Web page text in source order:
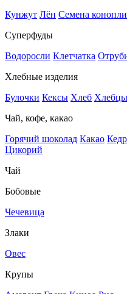
Кунжут Лён Семена конопли
Суперфуды
Водоросли Клетчатка
Хлебные изделия
Булочки Кексы Хлеб Хлебцы
Чай, кофе, какао
Горячий шоколад Какао
Цикорий
Чай
Бобовые
Чечевица
Злаки
Овес
Крупы